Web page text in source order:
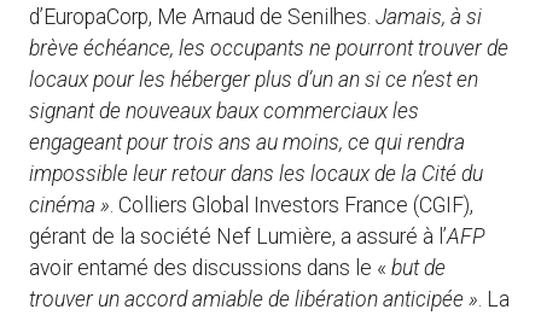
d’EuropaCorp, Me Arnaud de Senilhes. Jamais, à si
brève échéance, les occupants ne pourront trouver de
locaux pour les héberger plus d’un an si ce n’est en
signant de nouveaux baux commerciaux les
engageant pour trois ans au moins, ce qui rendra
impossible leur retour dans les locaux de la Cité du
cinéma ». Colliers Global Investors France (CGIF),
gérant de la société Nef Lumière, a assuré à l’AFP
avoir entamé des discussions dans le « but de
trouver un accord amiable de libération anticipée ». La